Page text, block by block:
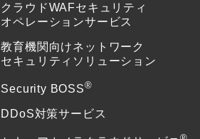
クラウドWAFセキュリティ
オペレーションサービス
教育機関向けネットワーク
セキュリティソリューション
Security BOSS®
DDoS対策サービス